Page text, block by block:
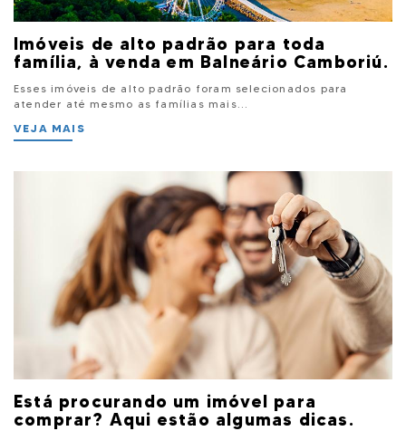
Imóveis de alto padrão para toda
família, à venda em Balneário Camboriú.
Esses imóveis de alto padrão foram selecionados para
atender até mesmo as famílias mais...
VEJA MAIS
Está procurando um imóvel para
comprar? Aqui estão algumas dicas.